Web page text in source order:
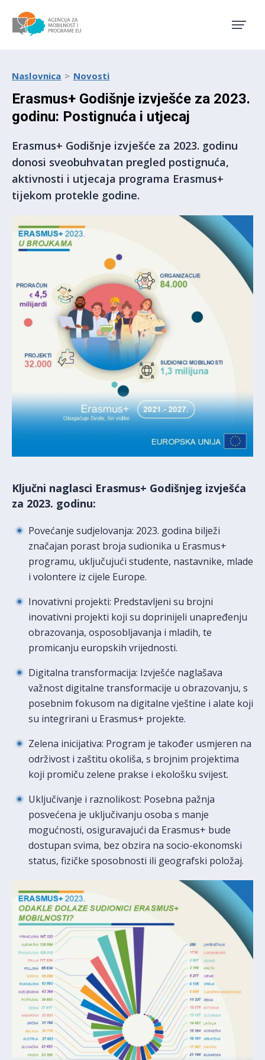
Naslovnica Novosti
Erasmus+ Godišnje izvješće za 2023.
godinu: Postignuća i utjecaj
Erasmus+ Godišnje izvješće za 2023. godinu
donosi sveobuhvatan pregled postignuća,
aktivnosti i utjecaja programa Erasmus+
tijekom protekle godine.
Ključni naglasci Erasmus+ Godišnjeg izvješća
za 2023. godinu:
Povećanje sudjelovanja: 2023. godina bilježi
značajan porast broja sudionika u Erasmus+
programu, uključujući studente, nastavnike, mlade
i volontere iz cijele Europe.
Inovativni projekti: Predstavljeni su brojni
inovativni projekti koji su doprinijeli unapređenju
obrazovanja, osposobljavanja i mladih, te
promicanju europskih vrijednosti.
Digitalna transformacija: Izvješće naglašava
važnost digitalne transformacije u obrazovanju, s
posebnim fokusom na digitalne vještine i alate koji
su integrirani u Erasmus+ projekte.
Zelena inicijativa: Program je također usmjeren na
održivost i zaštitu okoliša, s brojnim projektima
koji promiču zelene prakse i ekološku svijest.
Uključivanje i raznolikost: Posebna pažnja
posvećena je uključivanju osoba s manje
mogućnosti, osiguravajući da Erasmus+ bude
dostupan svima, bez obzira na socio-ekonomski
status, fizičke sposobnosti ili geografski položaj.